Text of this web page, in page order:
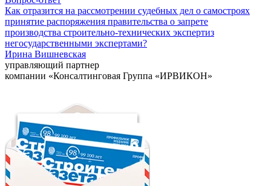
Как отразится на рассмотрении судебных дел о самостроях
принятие распоряжения правительства о запрете
производства строительно-технических экспертиз
негосударственными экспертами?
Ирина Вишневская
управляющий партнер
компании «Консалтинговая Группа «ИРВИКОН»